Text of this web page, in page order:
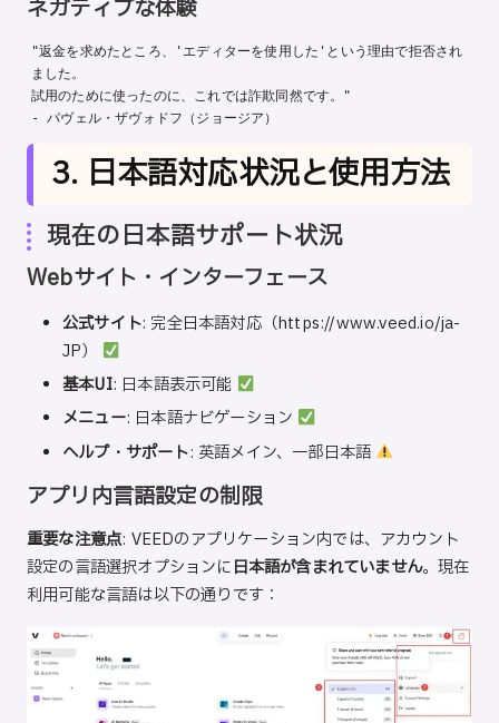
ネガティブな体験
"返金を求めたところ、'エディターを使用した'という理由で拒否され
ました。
試用のために使ったのに、これでは詐欺同然です。"
3. 日本語対応状況と使用方法
現在の日本語サポート状況
Webサイト・インターフェース
公式サイト: 完全日本語対応（https://www.veed.io/ja-
JP）
基本UI: 日本語表示可能
メニュー: 日本語ナビゲーション
ヘルプ・サポート: 英語メイン、一部日本語
アプリ内言語設定の制限
重要な注意点: VEEDのアプリケーション内では、アカウント
設定の言語選択オプションに日本語が含まれていません。現在
利用可能な言語は以下の通りです：